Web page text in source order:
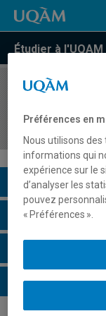
Étudier à l'UQAM
COURS//
Description du
Horaire - Été 2026
Horaire -
Horaire - Hiver
Préférences en
Nous utilisons
informations qui
expérience sur le
d’analyser les
pouvez
« Préférences ».